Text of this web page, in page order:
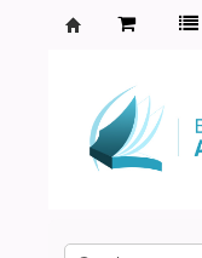
Agamenon
Magalhães